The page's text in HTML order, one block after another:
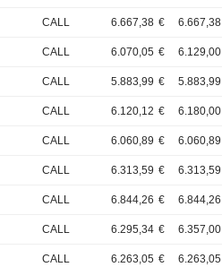
CALL 6.667,38 € 6.667,38
CALL 6.070,05 € 6.129,00
CALL 5.883,99 € 5.883,99
CALL 6.120,12 € 6.180,00
CALL 6.060,89 € 6.060,89
CALL 6.313,59 € 6.313,59
CALL 6.844,26 € 6.844,26
CALL 6.295,34 € 6.357,00
CALL 6.263,05 € 6.263,05